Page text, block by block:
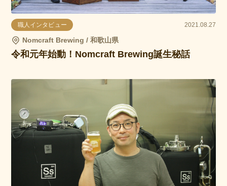
職人インタビュー 2021.08.27
Nomcraft Brewing / 和歌山県
令和元年始動！Nomcraft Brewing誕生秘話